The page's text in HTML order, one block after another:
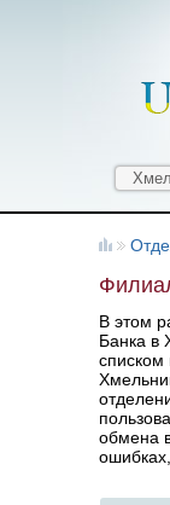
В этом
Банка в
списком
обмена